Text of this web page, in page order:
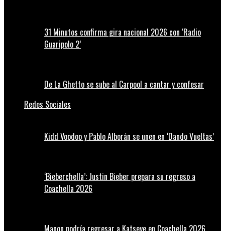
31 Minutos confirma gira nacional 2026 con ‘Radio
Guaripolo 2’
De La Ghetto se sube al Carpool a cantar y confesar
Redes Sociales
Kidd Voodoo y Pablo Alborán se unen en ‘Dando Vueltas’
‘Bieberchella’: Justin Bieber prepara su regreso a
Coachella 2026
Manon podría regresar a Katseye en Coachella 2026